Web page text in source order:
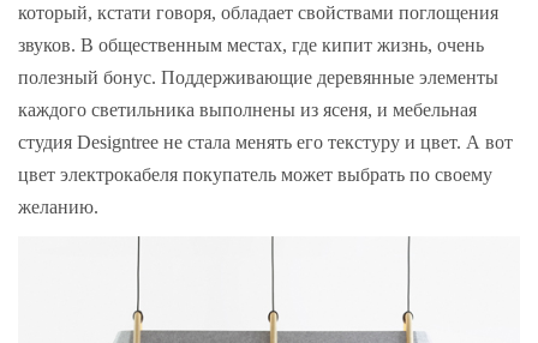
который, кстати говоря, обладает свойствами поглощения
звуков. В общественным местах, где кипит жизнь, очень
полезный бонус. Поддерживающие деревянные элементы
каждого светильника выполнены из ясеня, и мебельная
студия Designtree не стала менять его текстуру и цвет. А вот
цвет электрокабеля покупатель может выбрать по своему
желанию.